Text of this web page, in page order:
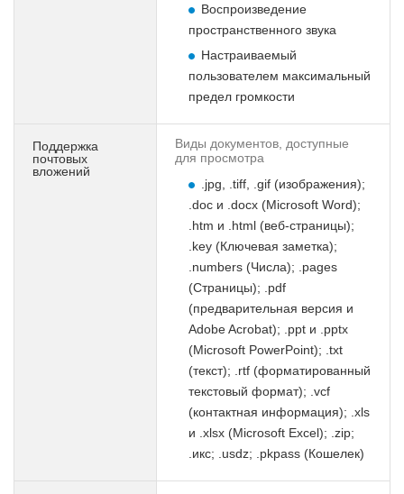
Воспроизведение
пространственного звука
Настраиваемый
пользователем максимальный
предел громкости
Поддержка
почтовых
вложений
Виды документов, доступные
для просмотра
.jpg, .tiff, .gif (изображения);
.doc и .docx (Microsoft Word);
.htm и .html (веб-страницы);
.key (Ключевая заметка);
.numbers (Числа); .pages
(Страницы); .pdf
(предварительная версия и
Adobe Acrobat); .ppt и .pptx
(Microsoft PowerPoint); .txt
(текст); .rtf (форматированный
текстовый формат); .vcf
(контактная информация); .xls
и .xlsx (Microsoft Excel); .zip;
.икс; .usdz; .pkpass (Кошелек)